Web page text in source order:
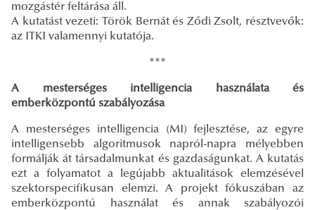
mozgástér feltárása áll.
A kutatást vezeti: Török Bernát és Ződi Zsolt, résztvevők:
az ITKI valamennyi kutatója.
***
A mesterséges intelligencia használata és
emberközpontú szabályozása
A mesterséges intelligencia (MI) fejlesztése, az egyre
intelligensebb algoritmusok napról-napra mélyebben
formálják át társadalmunkat és gazdaságunkat. A kutatás
ezt a folyamatot a legújabb aktualitások elemzésével
szektorspecifikusan elemzi. A projekt fókuszában az
emberközpontú használat és annak szabályozói